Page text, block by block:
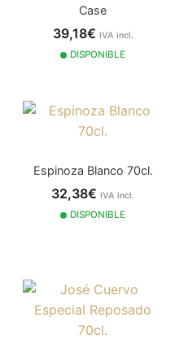
Case
39,18€ IVA incl.
DISPONIBLE
Espinoza Blanco 70cl.
32,38€ IVA incl.
DISPONIBLE